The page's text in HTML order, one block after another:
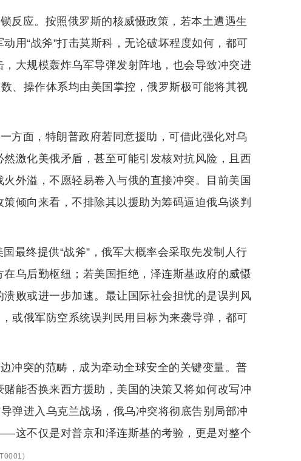
反应。按照俄罗斯的核威慑政策，若本土遭遇生
用“战斧”打击莫斯科，无论破坏程度如何，都可
大规模轰炸乌军导弹发射阵地，也会导致冲突进
、操作体系均由美国掌控，俄罗斯极可能将其视
方面，特朗普政府若同意援助，可借此强化对乌
激化美俄矛盾，甚至可能引发核对抗风险，且西
外溢，不愿轻易卷入与俄的直接冲突。目前美国
倾向来看，不排除其以援助为筹码逼迫俄乌谈判
最终提供“战斧”，俄军大概率会采取先发制人行
乌后勤枢纽；若美国拒绝，泽连斯基政府的威慑
败或进一步加速。最让国际社会担忧的是误判风
或俄军防空系统误判民用目标为来袭导弹，都可
冲突的范畴，成为牵动全球安全的关键变量。普
能否换来西方援助，美国的决策又将如何改写冲
弹进入乌克兰战场，俄乌冲突将彻底告别局部冲
这不仅是对普京和泽连斯基的考验，更是对整个
)